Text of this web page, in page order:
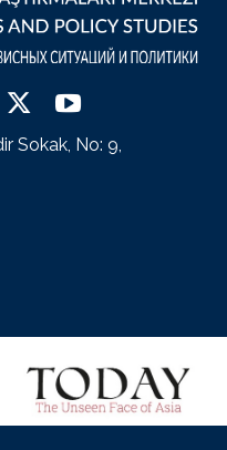
Sokak, No: 9,